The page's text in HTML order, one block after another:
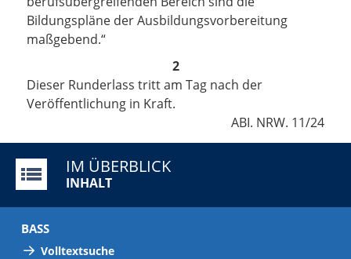
Bildungspläne der Ausbildungsvorbereitung
maßgebend.“
2
Dieser Runderlass tritt am Tag nach der
Veröffentlichung in Kraft.
ABI. NRW. 11/24
IM ÜBERBLICK
INHALT
BASS
Volltextsuche